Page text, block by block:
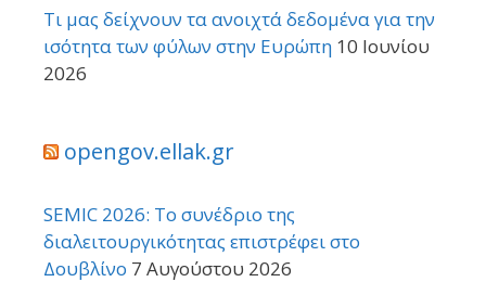
Τι μας δείχνουν τα ανοιχτά δεδομένα για την
ισότητα των φύλων στην Ευρώπη 10 Ιουνίου
2026
opengov.ellak.gr
SEMIC 2026: Το συνέδριο της
διαλειτουργικότητας επιστρέφει στο
Δουβλίνο 7 Αυγούστου 2026